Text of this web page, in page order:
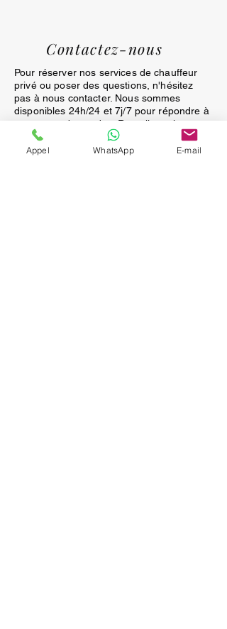
Contactez-nous
Pour réserver nos services de chauffeur
privé ou poser des questions, n'hésitez
pas à nous contacter. Nous sommes
disponibles 24h/24 et 7j/7 pour répondre à
toutes vos demandes. Remplissez le
formulaire ci-dessous ou appelez-nous
directement pour une assistance
Appel WhatsApp E-mail